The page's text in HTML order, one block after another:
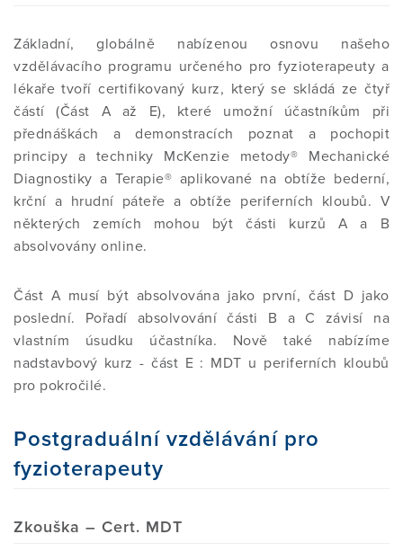
KE STAŽENÍ
TEST
Základní, globálně nabízenou osnovu našeho
vzdělávacího programu určeného pro fyzioterapeuty a
lékaře tvoří certifikovaný kurz, který se skládá ze čtyř
částí (Část A až E), které umožní účastníkům při
přednáškách a demonstracích poznat a pochopit
principy a techniky McKenzie metody® Mechanické
Diagnostiky a Terapie® aplikované na obtíže bederní,
krční a hrudní páteře a obtíže periferních kloubů. V
některých zemích mohou být části kurzů A a B
absolvovány online.
Část A musí být absolvována jako první, část D jako
poslední. Pořadí absolvování části B a C závisí na
vlastním úsudku účastníka. Nově také nabízíme
nadstavbový kurz - část E : MDT u periferních kloubů
pro pokročilé.
Postgraduální vzdělávání pro
fyzioterapeuty
Zkouška – Cert. MDT